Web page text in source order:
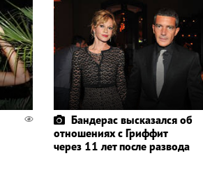
Бандерас высказался об
отношениях с Гриффит
через 11 лет после развода